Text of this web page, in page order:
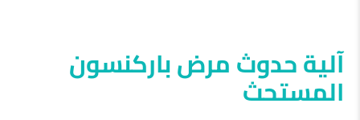
آلية حدوث مرض باركنسون
المستحث